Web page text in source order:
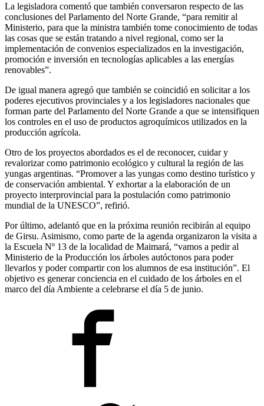
La legisladora comentó que también conversaron respecto de las
conclusiones del Parlamento del Norte Grande, “para remitir al
Ministerio, para que la ministra también tome conocimiento de todas
las cosas que se están tratando a nivel regional, como ser la
implementación de convenios especializados en la investigación,
promoción e inversión en tecnologías aplicables a las energías
renovables”.
De igual manera agregó que también se coincidió en solicitar a los
poderes ejecutivos provinciales y a los legisladores nacionales que
forman parte del Parlamento del Norte Grande a que se intensifiquen
los controles en el uso de productos agroquímicos utilizados en la
producción agrícola.
Otro de los proyectos abordados es el de reconocer, cuidar y
revalorizar como patrimonio ecológico y cultural la región de las
yungas argentinas. “Promover a las yungas como destino turístico y
de conservación ambiental. Y exhortar a la elaboración de un
proyecto interprovincial para la postulación como patrimonio
mundial de la UNESCO”, refirió.
Por último, adelantó que en la próxima reunión recibirán al equipo
de Girsu. Asimismo, como parte de la agenda organizaron la visita a
la Escuela Nº 13 de la localidad de Maimará, “vamos a pedir al
Ministerio de la Producción los árboles autóctonos para poder
llevarlos y poder compartir con los alumnos de esa institución”. El
objetivo es generar conciencia en el cuidado de los árboles en el
marco del día Ambiente a celebrarse el día 5 de junio.